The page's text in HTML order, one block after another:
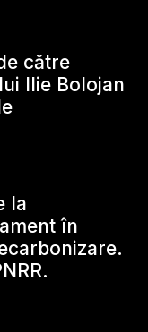
către
Ilie Bolojan
la
în